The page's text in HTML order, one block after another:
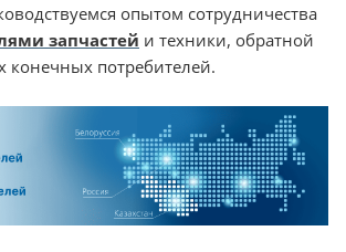
опытом сотрудничества
запчастей и техники, обратной
конечных потребителей.